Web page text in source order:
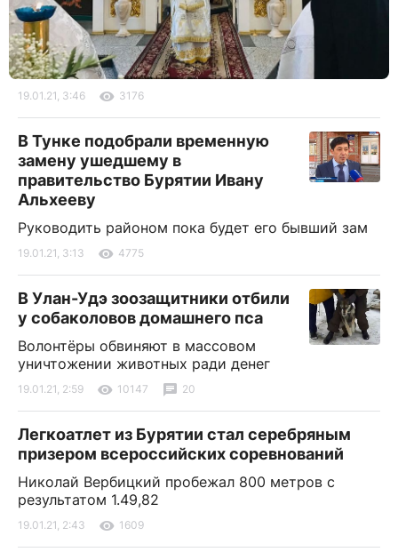
19.01.21, 3:46 3176
В Тунке подобрали временную
замену ушедшему в
правительство Бурятии Ивану
Альхееву
Руководить районом пока будет его бывший зам
19.01.21, 3:13 4775
В Улан-Удэ зоозащитники отбили
у собаколовов домашнего пса
Волонтёры обвиняют в массовом
уничтожении животных ради денег
19.01.21, 2:59 10147 20
Легкоатлет из Бурятии стал серебряным
призером всероссийских соревнований
Николай Вербицкий пробежал 800 метров с
результатом 1.49,82
19.01.21, 2:43 1609